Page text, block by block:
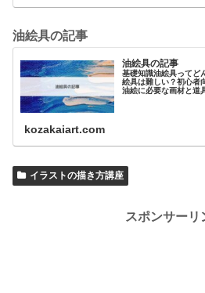
油絵具の記事
油絵具の記事
基礎知識油絵具ってど
絵具は難しい？初心者
油絵に必要な画材と道
kozakaiart.com
イラストの描き方講座
スポンサーリ